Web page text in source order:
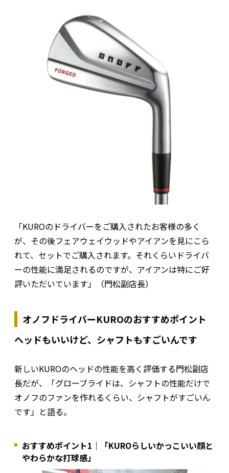
「KUROのドライバーをご購入されたお客様の多く
が、その後フェアウェイウッドやアイアンを見にこら
れて、セットでご購入されます。それくらいドライバ
ーの性能に満足されるのですが、アイアンは特にご好
評いただいています」（門松副店長）
オノフドライバーKUROのおすすめポイント
ヘッドもいいけど、シャフトもすごいんです
新しいKUROのヘッドの性能を高く評価する門松副店
長だが、「グローブライドは、シャフトの性能だけで
オノフのファンを作れるくらい、シャフトがすごいん
です」と語る。
おすすめポイント1｜「KUROらしいかっこいい顔と
やわらかな打球感」